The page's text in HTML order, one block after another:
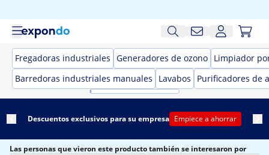
Fregadoras industriales Generadores de ozono Limpiador
Barredoras industriales manuales
Lavabos Purificadores de
Descuentos exclusivos para su empresa Empiece a ahorrar
Las personas que vieron este producto también se interesaron por